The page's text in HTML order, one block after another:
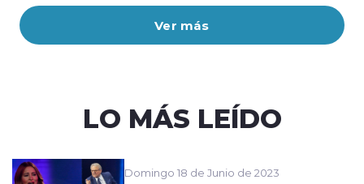
Ver más
LO MÁS LEÍDO
Domingo 18 de Junio de 2023